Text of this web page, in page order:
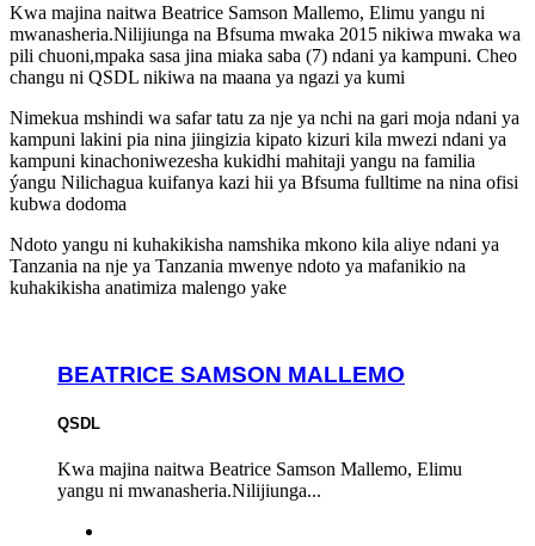
Kwa majina naitwa Beatrice Samson Mallemo, Elimu yangu ni
mwanasheria.Nilijiunga na Bfsuma mwaka 2015 nikiwa mwaka wa
pili chuoni,mpaka sasa jina miaka saba (7) ndani ya kampuni. Cheo
changu ni QSDL nikiwa na maana ya ngazi ya kumi
Nimekua mshindi wa safar tatu za nje ya nchi na gari moja ndani ya
kampuni lakini pia nina jiingizia kipato kizuri kila mwezi ndani ya
kampuni kinachoniwezesha kukidhi mahitaji yangu na familia
ýangu Nilichagua kuifanya kazi hii ya Bfsuma fulltime na nina ofisi
kubwa dodoma
Ndoto yangu ni kuhakikisha namshika mkono kila aliye ndani ya
Tanzania na nje ya Tanzania mwenye ndoto ya mafanikio na
kuhakikisha anatimiza malengo yake
BEATRICE SAMSON MALLEMO
QSDL
Kwa majina naitwa Beatrice Samson Mallemo, Elimu
yangu ni mwanasheria.Nilijiunga...